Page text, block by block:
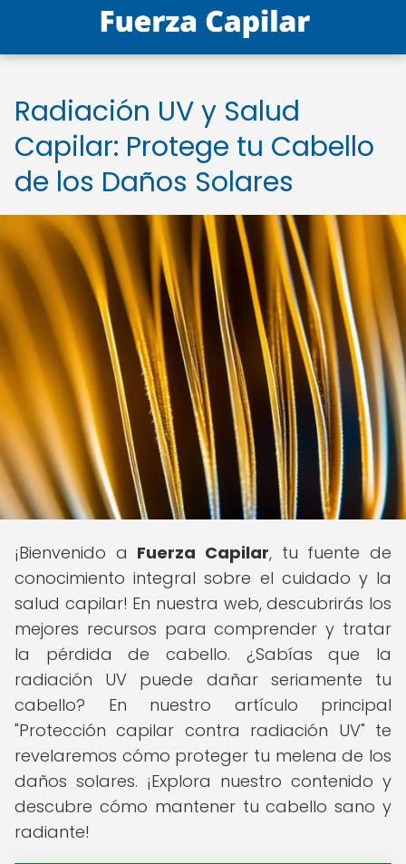
Radiación UV y Salud
Capilar: Protege tu Cabello
de los Daños Solares
¡Bienvenido a Fuerza Capilar, tu fuente de
conocimiento integral sobre el cuidado y la
salud capilar! En nuestra web, descubrirás los
mejores recursos para comprender y tratar
la pérdida de cabello. ¿Sabías que la
radiación UV puede dañar seriamente tu
cabello? En nuestro artículo principal
"Protección capilar contra radiación UV" te
revelaremos cómo proteger tu melena de los
daños solares. ¡Explora nuestro contenido y
descubre cómo mantener tu cabello sano y
radiante!